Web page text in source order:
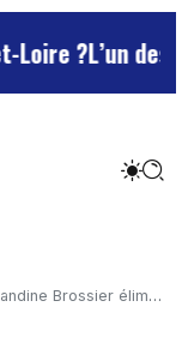
?L’un des
demi-finale du 400 m aux championnats d’Europe